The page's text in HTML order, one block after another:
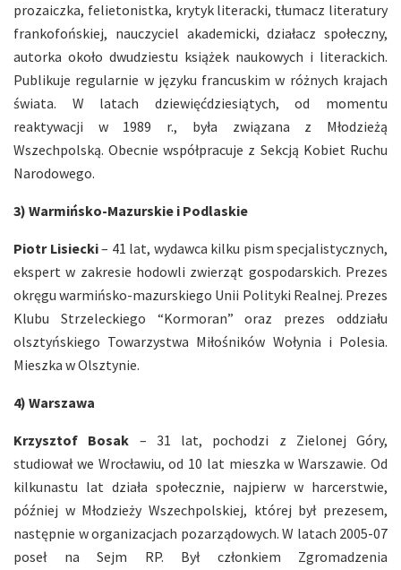
prozaiczka, felietonistka, krytyk literacki, tłumacz literatury
frankofońskiej, nauczyciel akademicki, działacz społeczny,
autorka około dwudziestu książek naukowych i literackich.
Publikuje regularnie w języku francuskim w różnych krajach
świata. W latach dziewięćdziesiątych, od momentu
reaktywacji w 1989 r., była związana z Młodzieżą
Wszechpolską. Obecnie współpracuje z Sekcją Kobiet Ruchu
Narodowego.
3) Warmińsko-Mazurskie i Podlaskie
Piotr Lisiecki– 41 lat, wydawca kilku pism specjalistycznych,
ekspert w zakresie hodowli zwierząt gospodarskich. Prezes
okręgu warmińsko-mazurskiego Unii Polityki Realnej. Prezes
Klubu Strzeleckiego “Kormoran” oraz prezes oddziału
olsztyńskiego Towarzystwa Miłośników Wołynia i Polesia.
Mieszka w Olsztynie.
4) Warszawa
Krzysztof Bosak – 31 lat, pochodzi z Zielonej Góry,
studiował we Wrocławiu, od 10 lat mieszka w Warszawie. Od
kilkunastu lat działa społecznie, najpierw w harcerstwie,
później w Młodzieży Wszechpolskiej, której był prezesem,
następnie w organizacjach pozarządowych. W latach 2005-07
poseł na Sejm RP. Był członkiem Zgromadzenia